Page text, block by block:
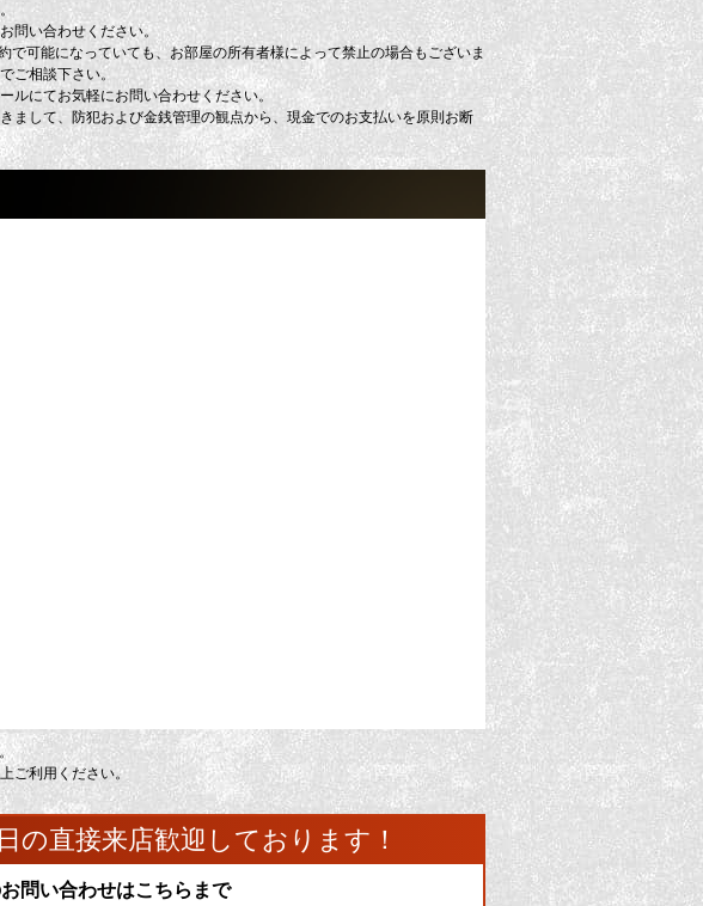
問い合わせください。
可能になっていても、お部屋の所有者様によって禁止の場合もございま
ご相談下さい。
にてお気軽にお問い合わせください。
して、防犯および金銭管理の観点から、現金でのお支払いを原則お断
ご利用ください。
の直接来店歓迎しております！
問い合わせはこちらまで